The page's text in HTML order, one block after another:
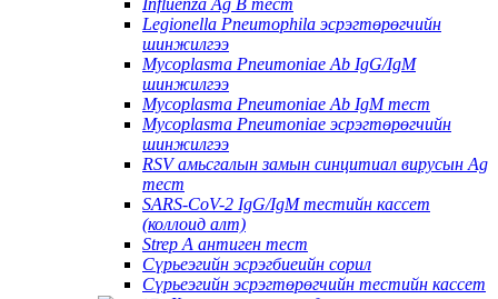
Legionella Pneumophila эсрэгтөрөгчийн
шинжилгээ
Mycoplasma Pneumoniae Ab IgG/IgM
шинжилгээ
Mycoplasma Pneumoniae Ab IgM тест
Mycoplasma Pneumoniae эсрэгтөрөгчийн
шинжилгээ
RSV амьсгалын замын синцитиал вирусын Ag
тест
SARS-CoV-2 IgG/IgM тестийн кассет
(коллоид алт)
Strep A антиген тест
Сүрьеэгийн эсрэгбиеийн сорил
Сүрьеэгийн эсрэгтөрөгчийн тестийн кассет